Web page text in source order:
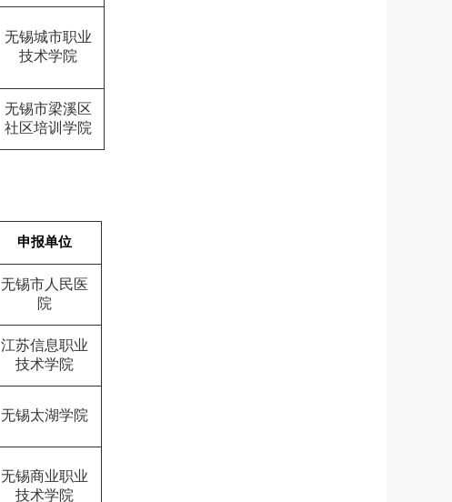
无锡城市职业
技术学院
无锡市梁溪区
社区培训学院
申报单位
无锡市人民医
院
江苏信息职业
技术学院
无锡太湖学院
无锡商业职业
技术学院